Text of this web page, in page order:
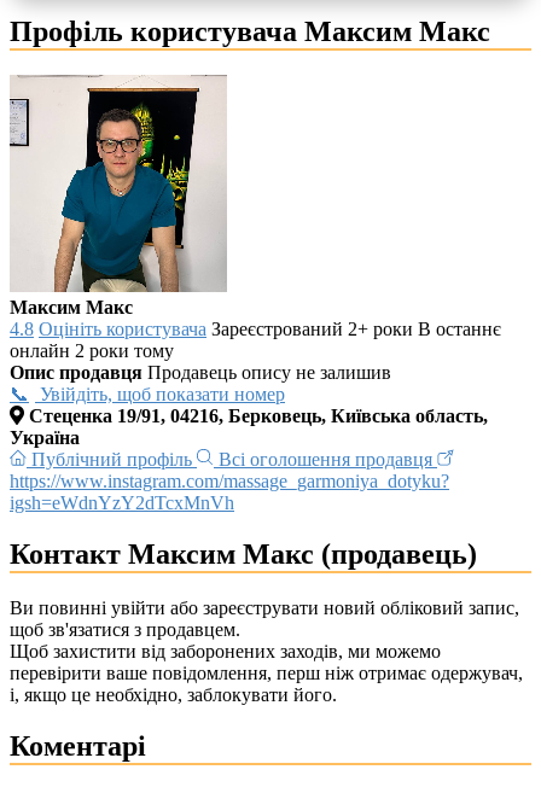
Профіль користувача Максим Макс
Максим Макс
4.8 Оцініть користувача Зареєстрований 2+ роки В останнє
онлайн 2 роки тому
Опис продавця Продавець опису не залишив
Увійдіть, щоб показати номер
Стеценка 19/91, 04216, Берковець, Київська область,
Україна
Публічний профіль
Всі оголошення продавця
https://www.instagram.com/massage_garmoniya_dotyku?
igsh=eWdnYzY2dTcxMnVh
Контакт Максим Макс (продавець)
Ви повинні увійти або зареєструвати новий обліковий запис,
щоб зв'язатися з продавцем.
Щоб захистити від заборонених заходів, ми можемо
перевірити ваше повідомлення, перш ніж отримає одержувач,
і, якщо це необхідно, заблокувати його.
Коментарі